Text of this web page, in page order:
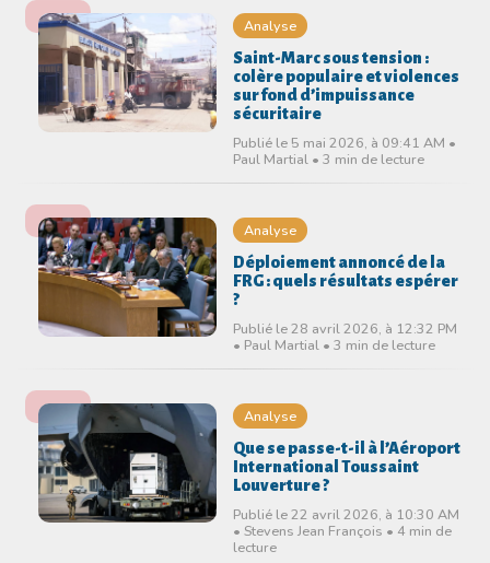
Analyse
Saint-Marc sous tension :
colère populaire et violences
sur fond d’impuissance
sécuritaire
Publié le 5 mai 2026, à 09:41 AM •
Paul Martial • 3 min de lecture
Analyse
Déploiement annoncé de la
FRG : quels résultats espérer
?
Publié le 28 avril 2026, à 12:32 PM
• Paul Martial • 3 min de lecture
Analyse
Que se passe-t-il à l’Aéroport
International Toussaint
Louverture ?
Publié le 22 avril 2026, à 10:30 AM
• Stevens Jean François • 4 min de
lecture